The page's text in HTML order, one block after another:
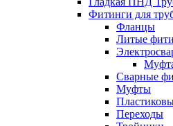
Фитинги для
Фланцы
Литые
Сварные
Муфты
Переходы